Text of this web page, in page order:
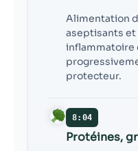
Alimentation
aseptisants
inflammatoire
protecteur.
8:04
Protéines,